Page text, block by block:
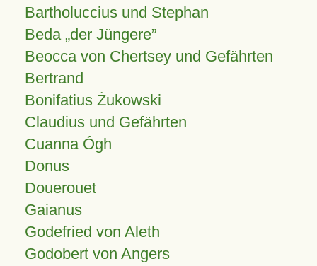
Bartholuccius und Stephan
Beda „der Jüngere”
Beocca von Chertsey und Gefährten
Bertrand
Bonifatius Żukowski
Claudius und Gefährten
Cuanna Ógh
Donus
Douerouet
Gaianus
Godefried von Aleth
Godobert von Angers